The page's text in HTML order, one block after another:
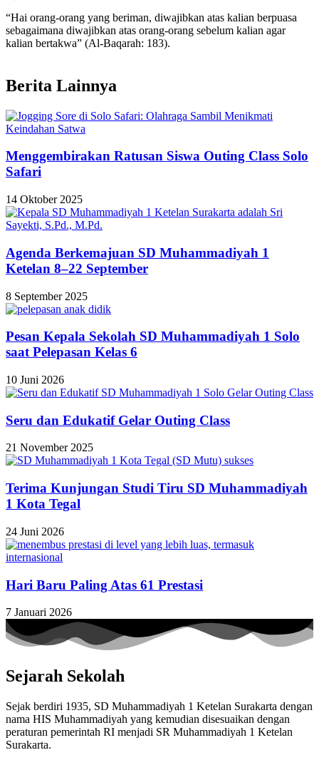
“Hai orang-orang yang beriman, diwajibkan atas kalian berpuasa
sebagaimana diwajibkan atas orang-orang sebelum kalian agar
kalian bertakwa” (Al-Baqarah: 183).
Berita Lainnya
Menggembirakan Ratusan Siswa Outing Class Solo
Safari
14 Oktober 2025
Agenda Berkemajuan SD Muhammadiyah 1
Ketelan 8–22 September
8 September 2025
Pesan Kepala Sekolah SD Muhammadiyah 1 Solo
saat Pelepasan Kelas 6
10 Juni 2026
Seru dan Edukatif Gelar Outing Class
21 November 2025
Terima Kunjungan Studi Tiru SD Muhammadiyah
1 Kota Tegal
24 Juni 2026
Hari Baru Paling Atas 61 Prestasi
7 Januari 2026
Sejarah Sekolah
Sejak berdiri 1935, SD Muhammadiyah 1 Ketelan Surakarta dengan
nama HIS Muhammadiyah yang kemudian disesuaikan dengan
peraturan pemerintah RI menjadi SR Muhammadiyah 1 Ketelan
Surakarta.